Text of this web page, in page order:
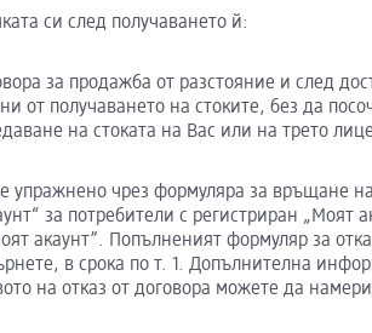
си след получаването й:
за продажба от разстояние и след
от получаването на стоките, без да
на стоката на Вас или на трето
упражнено чрез формуляра за връщане
за потребители с регистриран „Моят
акаунт”. Попълненият формуляр за
в срока по т. 1. Допълнителна
на отказ от договора можете да